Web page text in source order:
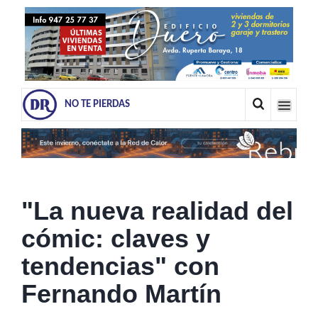
NO TE PIERDAS
"La nueva realidad del
cómic: claves y
tendencias" con
Fernando Martín